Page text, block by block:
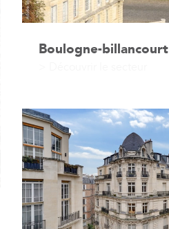
Boulogne-billancourt